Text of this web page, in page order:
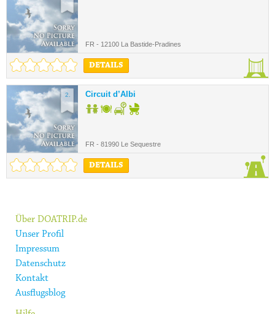
FR - 12100 La Bastide-Pradines
DETAILS
2. Circuit d’Albi
FR - 81990 Le Sequestre
DETAILS
Über DOATRIP.de
Unser Profil
Impressum
Datenschutz
Kontakt
Ausflugsblog